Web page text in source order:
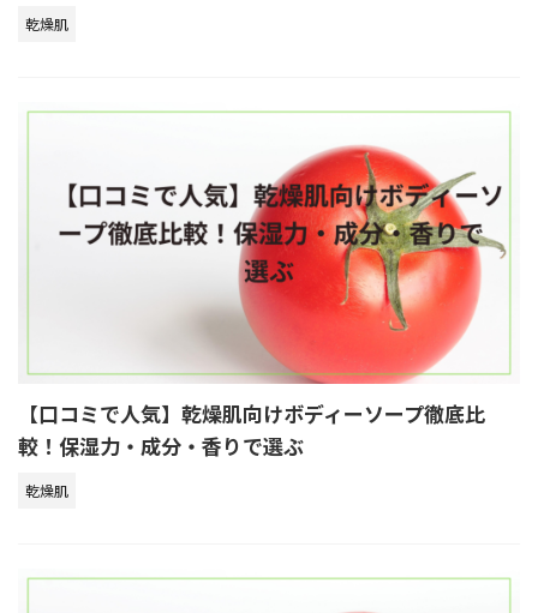
乾燥肌
【口コミで人気】乾燥肌向けボディーソープ徹底比
較！保湿力・成分・香りで選ぶ
乾燥肌